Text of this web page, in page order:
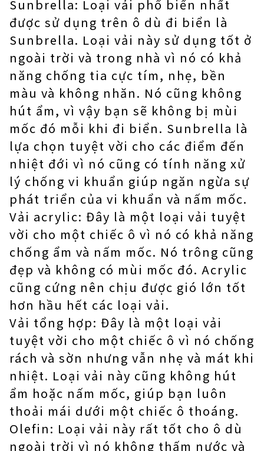
Sunbrella: Loại vải phổ biến nhất
được sử dụng trên ô dù đi biển là
Sunbrella. Loại vải này sử dụng tốt ở
ngoài trời và trong nhà vì nó có khả
năng chống tia cực tím, nhẹ, bền
màu và không nhăn. Nó cũng không
hút ẩm, vì vậy bạn sẽ không bị mùi
mốc đó mỗi khi đi biển. Sunbrella là
lựa chọn tuyệt vời cho các điểm đến
nhiệt đới vì nó cũng có tính năng xử
lý chống vi khuẩn giúp ngăn ngừa sự
phát triển của vi khuẩn và nấm mốc.
Vải acrylic: Đây là một loại vải tuyệt
vời cho một chiếc ô vì nó có khả năng
chống ẩm và nấm mốc. Nó trông cũng
đẹp và không có mùi mốc đó. Acrylic
cũng cứng nên chịu được gió lớn tốt
hơn hầu hết các loại vải.
Vải tổng hợp: Đây là một loại vải
tuyệt vời cho một chiếc ô vì nó chống
rách và sờn nhưng vẫn nhẹ và mát khi
nhiệt. Loại vải này cũng không hút
ẩm hoặc nấm mốc, giúp bạn luôn
thoải mái dưới một chiếc ô thoáng.
Olefin: Loại vải này rất tốt cho ô dù
ngoài trời vì nó không thấm nước và